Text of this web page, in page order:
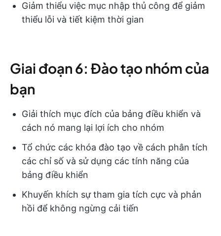
Giảm thiểu việc mục nhập thủ công để giảm
thiểu lỗi và tiết kiệm thời gian
Giai đoạn 6: Đào tạo nhóm của
bạn
Giải thích mục đích của bảng điều khiển và
cách nó mang lại lợi ích cho nhóm
Tổ chức các khóa đào tạo về cách phân tích
các chỉ số và sử dụng các tính năng của
bảng điều khiển
Khuyến khích sự tham gia tích cực và phản
hồi để không ngừng cải tiến